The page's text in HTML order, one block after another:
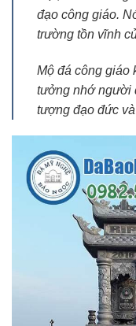
đạo công giáo.
trường tồn vĩnh
Mộ đá công giáo
tưởng nhớ người
tượng đạo đức